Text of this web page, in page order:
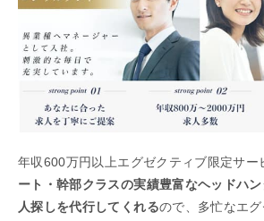
年収600万円以上エグゼクティブ限定サー
ート・幹部クラスの実績豊富なヘッドハ
人探しを代行してくれるので、多忙なエ